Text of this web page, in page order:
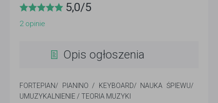
5,0/5
2opinie
Opis ogłoszenia
FORTEPIAN/ PIANINO / KEYBOARD/ NAUKA ŚPIEWU/
UMUZYKALNIENIE / TEORIA MUZYKI